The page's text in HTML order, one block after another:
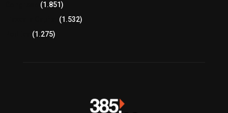
(1.851)
(1.532)
(1.275)